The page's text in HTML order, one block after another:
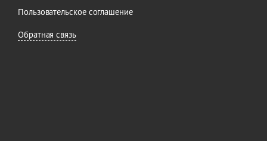
Пользовательское соглашение
Обратная связь